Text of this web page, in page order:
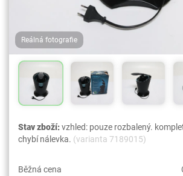
Reálná fotografie
Stav zboží:vzhled: pouze rozbalený.
chybí nálevka. (varianta 7189015)
Běžná cena